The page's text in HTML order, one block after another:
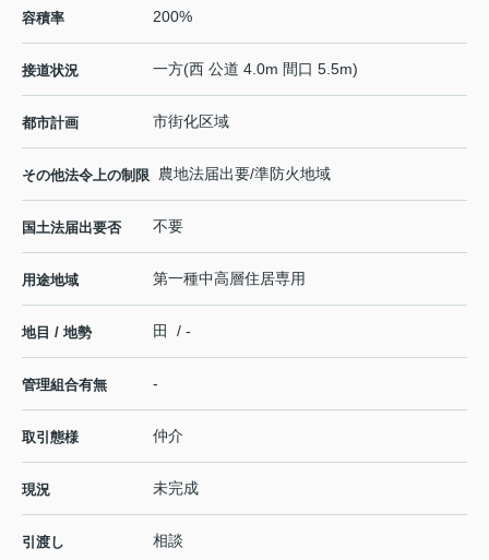
容積率 200%
接道状況 一方(西 公道 4.0m 間口 5.5m)
都市計画 市街化区域
その他法令上の制限 農地法届出要/準防火地域
国土法届出要否 不要
用途地域 第一種中高層住居専用
地目 / 地勢 田 / -
管理組合有無 -
取引態様 仲介
現況 未完成
引渡し 相談